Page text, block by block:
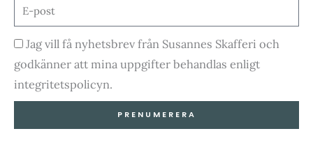
o
k
-
r
a
m
e
E-
post
Godkännande
Jag vill få nyhetsbrev från Susannes Skafferi och
godkänner att mina uppgifter behandlas enligt
integritetspolicyn.
PRENUMERERA